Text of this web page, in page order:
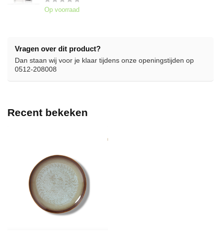
Op voorraad
Vragen over dit product?
Dan staan wij voor je klaar tijdens onze openingstijden op
0512-208008
Recent bekeken